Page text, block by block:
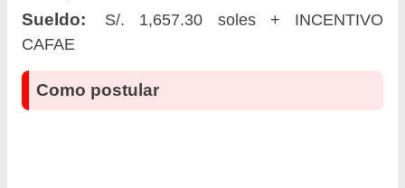
Sueldo:
S/. 1,657.30 soles + INCENTIVO
CAFAE
Como postular